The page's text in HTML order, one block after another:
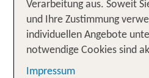
Entdecke Palma
Herzstück der
Verarbeitung aus. Soweit
und Ihre Zustimmung
individuellen Angebote
notwendige Cookies sind
Impressum